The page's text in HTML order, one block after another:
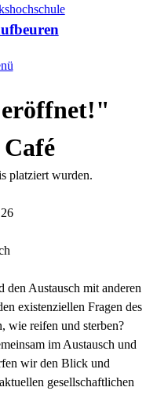
eröffnet!"
den Austausch mit anderen
existenziellen Fragen des
wie reifen und sterben?
im Austausch und
wir den Blick und
gesellschaftlichen